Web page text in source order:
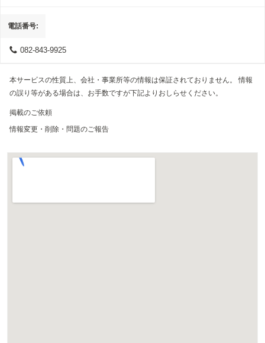
電話番号
082-843-9925
本サービスの性質上、会社・事業所等の情報は保証されておりません。 情報
の誤り等がある場合は、お手数ですが下記よりおしらせください。
掲載のご依頼
情報変更・削除・問題のご報告